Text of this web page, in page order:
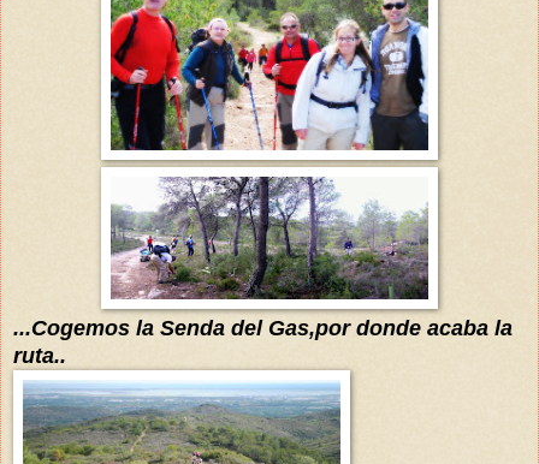
...Cogemos la Senda del Gas,por donde acaba la
ruta..